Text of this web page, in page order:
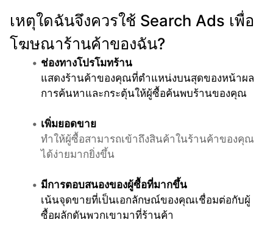
เหตุใดฉันจึงควรใช้ Search Ads เพื่อ
โฆษณาร้านค้าของฉัน?
ช่องทางโปรโมทร้าน
แสดงร้านค้าของคุณที่ตำแหน่งบนสุดของหน้าผล
การค้นหาและกระตุ้นให้ผู้ซื้อค้นพบร้านของคุณ
เพิ่มยอดขาย
ทำให้ผู้ซื้อสามารถเข้าถึงสินค้าในร้านค้าของคุณ
ได้ง่ายมากยิ่งขึ้น
มีการตอบสนองของผู้ซื้อที่มากขึ้น
เน้นจุดขายที่เป็นเอกลักษณ์ของคุณเชื่อมต่อกับผู้
ซื้อผลักดันพวกเขามาที่ร้านค้า